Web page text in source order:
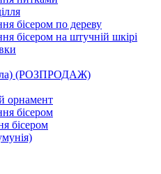
бісером по дереву
бісером на штучній шкірі
(РОЗПРОДАЖ)
орнамент
бісером
бісером